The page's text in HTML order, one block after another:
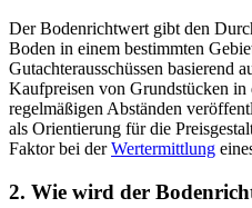
Der Bodenrichtwert gibt den
Boden in einem bestimmten
Gutachterausschüssen basierend
Kaufpreisen von Grundstücken
regelmäßigen Abständen
als Orientierung für die
Faktor bei derWertermittlung
2. Wie wird der